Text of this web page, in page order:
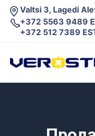
Перейти
содержимому
Valtsi 3, Lagedi
+372 5563 9489
+372 512 7389